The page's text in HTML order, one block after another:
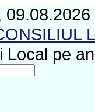
09.08.2026
Local pe